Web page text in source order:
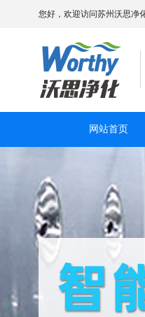
您好，欢迎访问苏州沃思净
网站首页